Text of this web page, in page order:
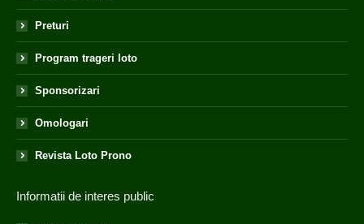
Preturi
Program trageri loto
Sponsorizari
Omologari
Revista Loto Prono
Informatii de interes public